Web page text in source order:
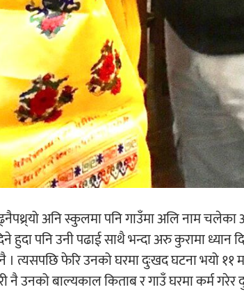
अनि स्कुलमा पनि गाउँमा अलि नाम
पनि उनी पढाई साथै भन्दा अरु कुरामा ध्यान
नै । त्यसपछि फेरि उनको घरमा दुःखद घटना भयो
उनको बाल्यकाल किताब र गाउँ घरमा कर्म गरेर